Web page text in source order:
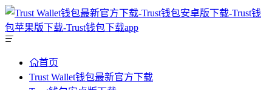
首页
Trust Wallet钱包最新官方下载